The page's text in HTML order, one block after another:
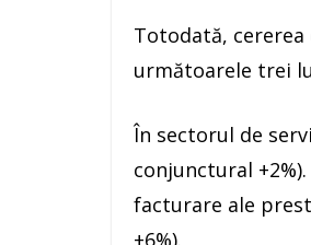
Totodată, cererea
următoarele trei
În sectorul de
conjunctural
facturare ale
+6%).